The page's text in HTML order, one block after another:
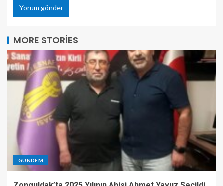
MORE STORIES
GÜNDEM